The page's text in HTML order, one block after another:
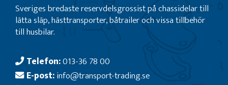
Sveriges bredaste reservdelsgrossist på chassidelar till
lätta släp, hästtransporter, båtrailer och vissa tillbehör
till husbilar.
Telefon:013-36 78 00
E-post:info@transport-trading.se